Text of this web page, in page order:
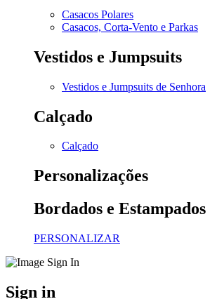
Casacos Polares
Casacos, Corta-Vento e Parkas
Vestidos e Jumpsuits
Vestidos e Jumpsuits de Senhora
Calçado
Calçado
Personalizações
Bordados e Estampados
PERSONALIZAR
Sign in